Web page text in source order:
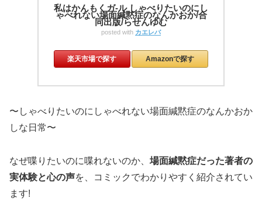
私はかんもくガ-ル しゃべりたいのにし
ゃべれない場面緘黙症のなんかおか/合
同出版/らせんゆむ
posted with カエレバ
楽天市場で探す Amazonで探す
〜しゃべりたいのにしゃべれない場面緘黙症のなんかおか
しな日常〜
なぜ喋りたいのに喋れないのか、 場面緘黙症だった著者の
実体験と心の声を、コミックでわかりやすく紹介されてい
ます!